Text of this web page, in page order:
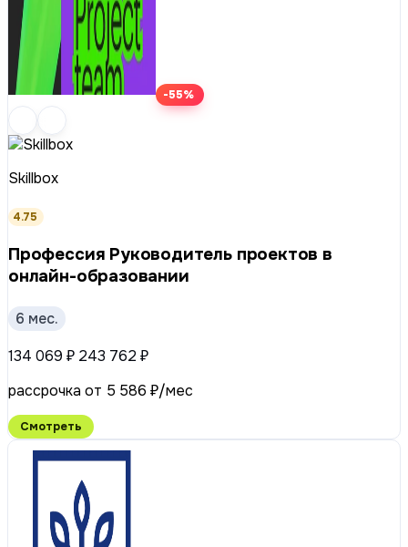
-55%
Skillbox
4.75
Профессия Руководитель проектов в
онлайн-образовании
6 мес.
134 069 ₽ 243 762 ₽
рассрочка от 5 586 ₽/мес
Смотреть